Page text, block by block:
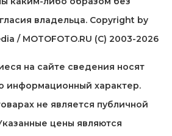
владельца. Copyright by
/ MOTOFOTO.RU (C) 2003-2026
на cайте сведения носят
информационный характер.
не является публичной
цены являются